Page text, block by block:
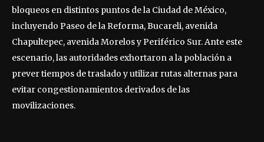
bloqueos en distintos puntos de la Ciudad de México,
incluyendo Paseo de la Reforma, Bucareli, avenida
Chapultepec, avenida Morelos y Periférico Sur. Ante este
escenario, las autoridades exhortaron a la población a
prever tiempos de traslado y utilizar rutas alternas para
evitar congestionamientos derivados de las
movilizaciones.